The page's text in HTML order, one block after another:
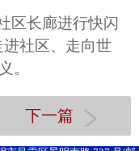
区长廊进行快闪
社区、走向世
。
下一篇